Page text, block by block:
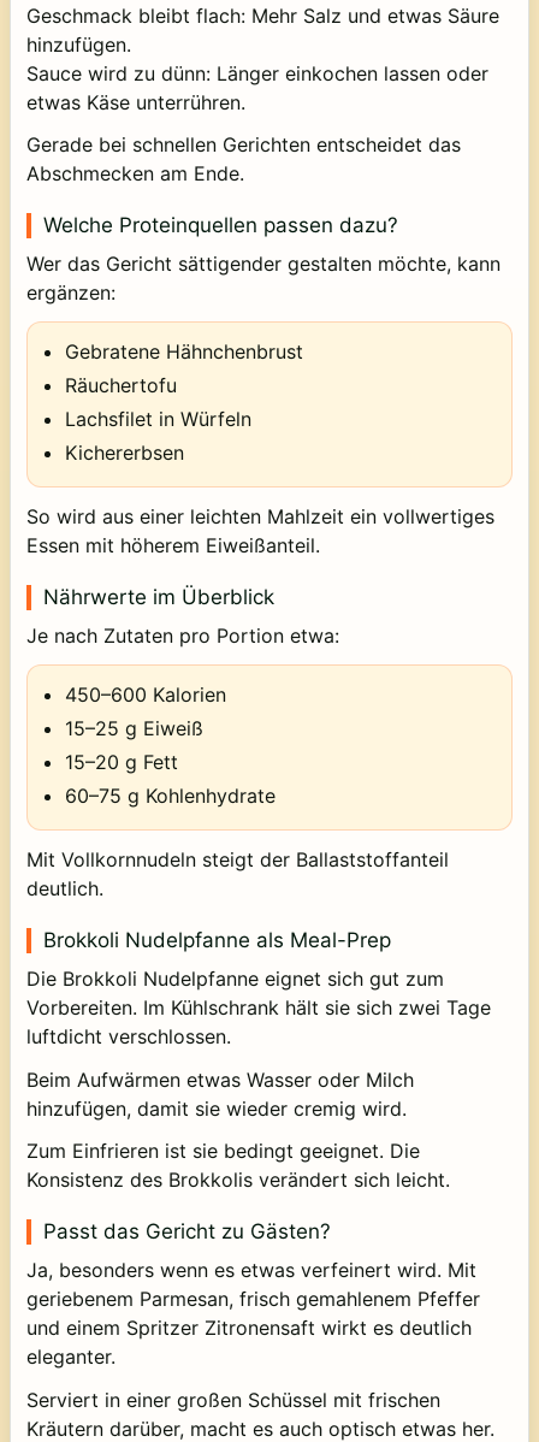
Geschmack bleibt flach: Mehr Salz und etwas Säure
hinzufügen.
Sauce wird zu dünn: Länger einkochen lassen oder
etwas Käse unterrühren.
Gerade bei schnellen Gerichten entscheidet das
Abschmecken am Ende.
Welche Proteinquellen passen dazu?
Wer das Gericht sättigender gestalten möchte, kann
ergänzen:
Gebratene Hähnchenbrust
Räuchertofu
Lachsfilet in Würfeln
Kichererbsen
So wird aus einer leichten Mahlzeit ein vollwertiges
Essen mit höherem Eiweißanteil.
Nährwerte im Überblick
Je nach Zutaten pro Portion etwa:
450–600 Kalorien
15–25 g Eiweiß
15–20 g Fett
60–75 g Kohlenhydrate
Mit Vollkornnudeln steigt der Ballaststoffanteil
deutlich.
Brokkoli Nudelpfanne als Meal-Prep
Die Brokkoli Nudelpfanne eignet sich gut zum
Vorbereiten. Im Kühlschrank hält sie sich zwei Tage
luftdicht verschlossen.
Beim Aufwärmen etwas Wasser oder Milch
hinzufügen, damit sie wieder cremig wird.
Zum Einfrieren ist sie bedingt geeignet. Die
Konsistenz des Brokkolis verändert sich leicht.
Passt das Gericht zu Gästen?
Ja, besonders wenn es etwas verfeinert wird. Mit
geriebenem Parmesan, frisch gemahlenem Pfeffer
und einem Spritzer Zitronensaft wirkt es deutlich
eleganter.
Serviert in einer großen Schüssel mit frischen
Kräutern darüber, macht es auch optisch etwas her.